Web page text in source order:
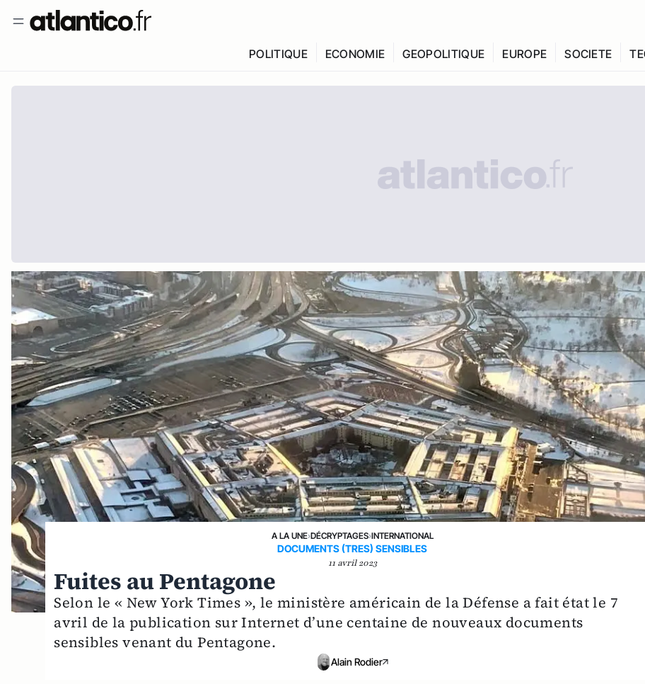
POLITIQUE ECONOMIE GEOPOLITIQUE EUROPE SOCIETE
A LA UNE›DÉCRYPTAGES›INTERNATIONAL
DOCUMENTS (TRES) SENSIBLES
11 avril 2023
Fuites au Pentagone
Selon le « New York Times », le ministère américain de la Défense a fait état le 7
avril de la publication sur Internet d’une centaine de nouveaux documents
sensibles venant du Pentagone.
Alain Rodier